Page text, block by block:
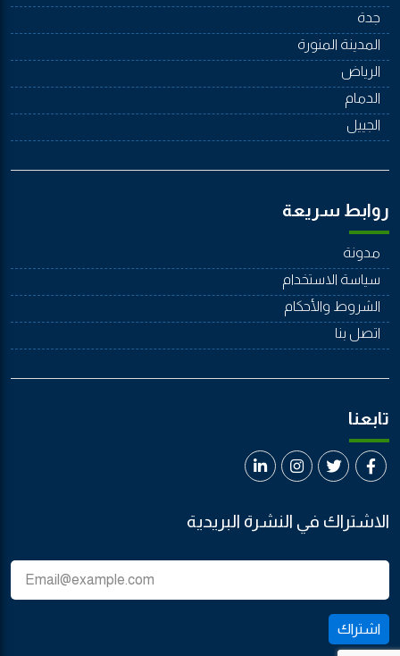
جدة
المدينة المنورة
الرياض
الدمام
الجييل
روابط سريعة
مدونة
سياسة الاستخدام
الشروط والأحكام
اتصل بنا
تابعنا
الاشتراك في النشرة البريدية
اشتراك